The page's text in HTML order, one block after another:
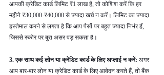
आपकी क्रेडिट कार्ड लिमिट ₹1 लाख है, तो कोशिश करें कि हर
महीने ₹30,000-₹40,000 से ज्यादा खर्च न करें। लिमिट का ज्यादा
इस्तेमाल करने से लगता है कि आप पैसों पर बहुत ज्यादा निर्भर हैं,
जिससे स्कोर पर बुरा असर पड़ सकता है।
3. एक साथ कई लोन या क्रेडिट कार्ड के लिए अप्लाई न करें: अगर
आप बार-बार लोन या क्रेडिट कार्ड के लिए आवेदन करते हैं, तो बैंक